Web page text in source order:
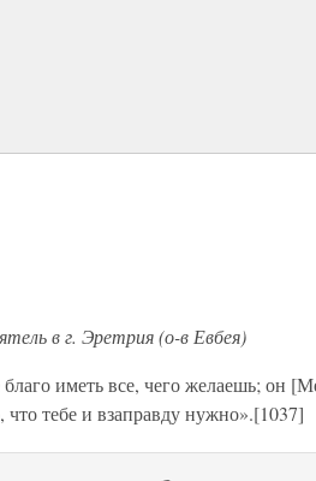
в г. Эретрия (о-в Евбея)
иметь все, чего желаешь; он
тебе и взаправду нужно».[1037]